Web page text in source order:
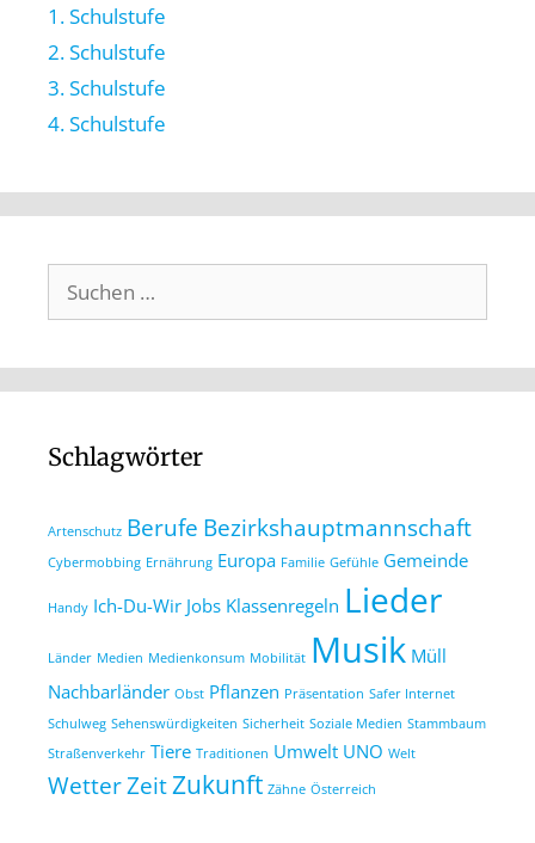
1. Schulstufe
2. Schulstufe
3. Schulstufe
4. Schulstufe
Schlagwörter
Artenschutz Berufe Bezirkshauptmannschaft
Cybermobbing Ernährung Europa Familie Gefühle Gemeinde
Handy Ich-Du-Wir Jobs Klassenregeln Lieder
Länder Medien Medienkonsum Mobilität Musik Müll
Nachbarländer Obst Pflanzen Präsentation Safer Internet
Schulweg Sehenswürdigkeiten Sicherheit Soziale Medien Stammbaum
Straßenverkehr Tiere Traditionen Umwelt UNO Welt
WetterZeitZukunft Zähne Österreich